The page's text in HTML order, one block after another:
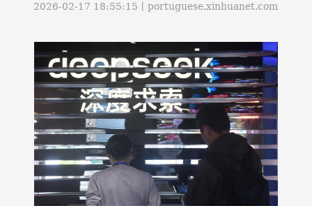
2026-02-17 18:55:15丨portuguese.xinhuanet.com